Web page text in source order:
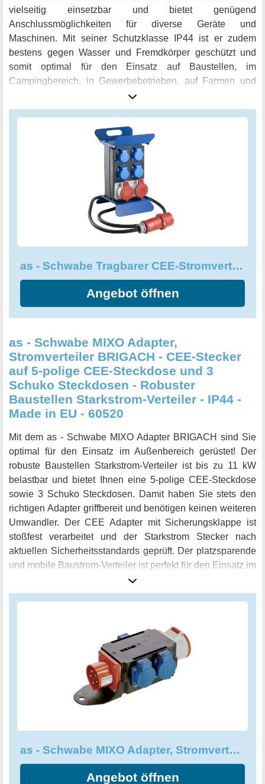
vielseitig einsetzbar und bietet genügend
Anschlussmöglichkeiten für diverse Geräte und
Maschinen. Mit seiner Schutzklasse IP44 ist er zudem
bestens gegen Wasser und Fremdkörper geschützt und
somit optimal für den Einsatz auf Baustellen, im
Campingbereich, in Gewerbebetrieben, auf Farmen und
Caravans geeignet. Der Stromverteiler ist nach aktuellen
Sicherheitsstandards geprüft und bietet somit höchste
CEE-Stromverteiler STECKY 1+ ist ein echtes
Qualitätsprodukt mit schwäbischer Präzision und
Zuverlässigkeit, das perfekt für den mobilen Einsatz
as - Schwabe Tragbarer CEE-Stromverteiler STECKY 1+
Angebot öffnen
as - Schwabe MIXO Adapter,
Stromverteiler BRIGACH - CEE-Stecker
auf 5-polige CEE-Steckdose und 3
Schuko Steckdosen - Robuster
Baustellen Starkstrom-Verteiler - IP44 -
Made in EU - 60520
Mit dem as - Schwabe MIXO Adapter BRIGACH sind Sie
optimal für den Einsatz im Außenbereich gerüstet! Der
robuste Baustellen Starkstrom-Verteiler ist bis zu 11 kW
belastbar und bietet Ihnen eine 5-polige CEE-Steckdose
sowie 3 Schuko Steckdosen. Damit haben Sie stets den
richtigen Adapter griffbereit und benötigen keinen weiteren
Umwandler. Der CEE Adapter mit Sicherungsklappe ist
stoßfest verarbeitet und der Starkstrom Stecker nach
aktuellen Sicherheitsstandards geprüft. Der platzsparende
und mobile Baustrom-Verteiler ist perfekt für den Einsatz im
Außenbereich geeignet und ermöglicht Ihnen das Arbeiten
unter schwierigen Bedingungen. Der as - Schwabe MIXO
as - Schwabe MIXO Adapter, Stromverteiler BRIGACH - CEE-Stecker, 60520
Angebot öffnen